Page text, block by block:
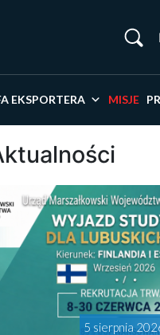
EKSPORTERA MISJE
5 sierpnia